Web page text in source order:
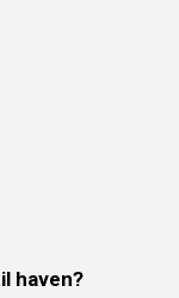
haven?